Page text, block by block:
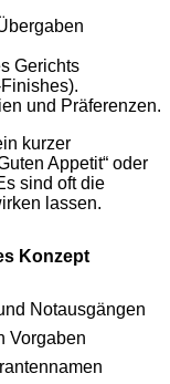
Gerichts
und Präferenzen.
kurzer
Appetit“ oder
sind oft die
lassen.
Konzept
Notausgängen
Vorgaben